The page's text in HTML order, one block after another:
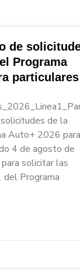
de
Programa
particulares
de la
Auto+ 2026 para
4 de agosto de
solicitar las
del Programa